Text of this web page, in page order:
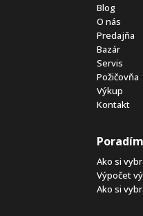
Blog
O nás
Predajňa
Bazár
Servis
Požičovňa
Výkup
Kontakt
Ako si
Výpočet
Ako si